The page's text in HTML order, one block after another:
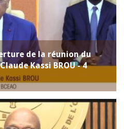
de la réunion du
Kassi BROU - 4